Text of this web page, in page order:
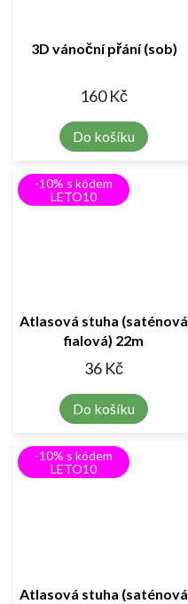
3D vánoční přání (sob)
160 Kč
Do košíku
-10% s kódem
LETO10
Atlasová stuha (saténová
fialová) 22m
36 Kč
Do košíku
-10% s kódem
LETO10
Atlasová stuha (saténová